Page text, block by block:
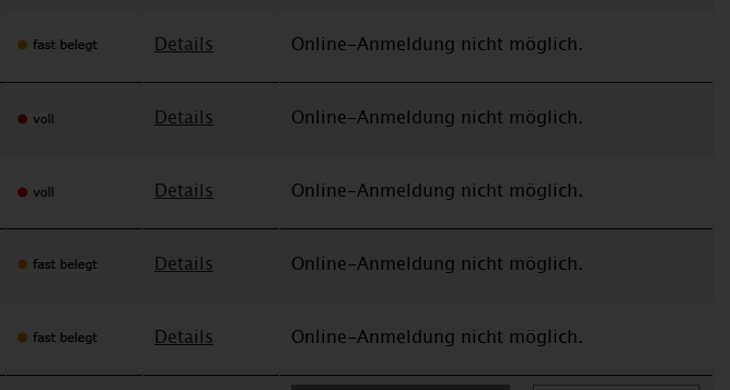
Details Online-Anmeldung nicht möglich.
Details Online-Anmeldung nicht möglich.
Details Online-Anmeldung nicht möglich.
Details Online-Anmeldung nicht möglich.
Details Online-Anmeldung nicht möglich.